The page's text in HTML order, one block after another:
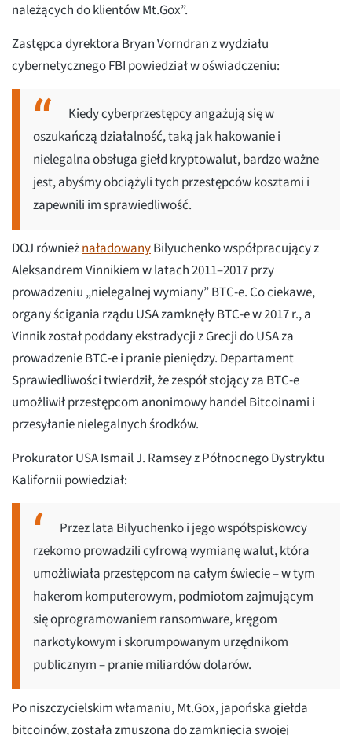
należących do klientów Mt.Gox”.
Zastępca dyrektora Bryan Vorndran z wydziału
cybernetycznego FBI powiedział w oświadczeniu:
Kiedy cyberprzestępcy angażują się w
oszukańczą działalność, taką jak hakowanie i
nielegalna obsługa giełd kryptowalut, bardzo ważne
jest, abyśmy obciążyli tych przestępców kosztami i
zapewnili im sprawiedliwość.
DOJ równieżnaładowanyBilyuchenko współpracujący z
Aleksandrem Vinnikiem w latach 2011–2017 przy
prowadzeniu „nielegalnej wymiany” BTC-e. Co ciekawe,
organy ścigania rządu USA zamknęły BTC-e w 2017 r., a
Vinnik został poddany ekstradycji z Grecji do USA za
prowadzenie BTC-e i pranie pieniędzy. Departament
Sprawiedliwości twierdził, że zespół stojący za BTC-e
umożliwił przestępcom anonimowy handel Bitcoinami i
przesyłanie nielegalnych środków.
Prokurator USA Ismail J. Ramsey z Północnego Dystryktu
Kalifornii powiedział:
Przez lata Bilyuchenko i jego współspiskowcy
rzekomo prowadzili cyfrową wymianę walut, która
umożliwiała przestępcom na całym świecie – w tym
hakerom komputerowym, podmiotom zajmującym
się oprogramowaniem ransomware, kręgom
narkotykowym i skorumpowanym urzędnikom
publicznym – pranie miliardów dolarów.
Po niszczycielskim włamaniu, Mt.Gox, japońska giełda
bitcoinów, została zmuszona do zamknięcia swojej